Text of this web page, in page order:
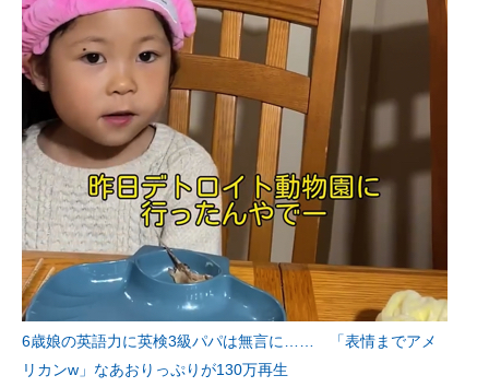
6歳娘の英語力に英検3級パパは無言に…… 「表情までアメ
リカンw」なあおりっぷりが130万再生